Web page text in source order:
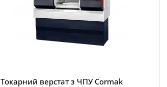
Токарний верстат з ЧПУ Cormak